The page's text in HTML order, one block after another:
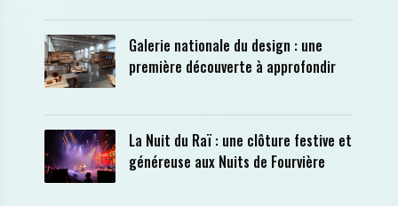
Galerie nationale du design : une
première découverte à approfondir
La Nuit du Raï : une clôture festive et
généreuse aux Nuits de Fourvière